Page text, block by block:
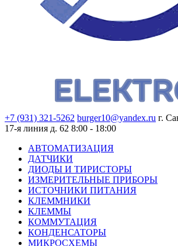
+7 (931) 321-5262 burger10@yandex.ru г.
17-я линия д. 62 8:00 - 18:00
АВТОМАТИЗАЦИЯ
ДАТЧИКИ
ДИОДЫ И ТИРИСТОРЫ
ИЗМЕРИТЕЛЬНЫЕ ПРИБОРЫ
ИСТОЧНИКИ ПИТАНИЯ
КЛЕММНИКИ
КЛЕММЫ
КОММУТАЦИЯ
КОНДЕНСАТОРЫ
МИКРОСХЕМЫ